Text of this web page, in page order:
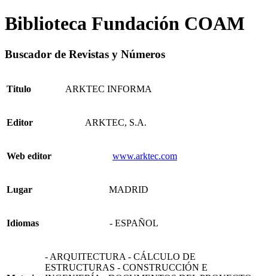
Biblioteca Fundación COAM
Buscador de Revistas y Números
Titulo ARKTEC INFORMA
Editor ARKTEC, S.A.
Web editor www.arktec.com
Lugar MADRID
Idiomas - ESPAÑOL
- ARQUITECTURA - CÁLCULO DE
ESTRUCTURAS - CONSTRUCCIÓN E